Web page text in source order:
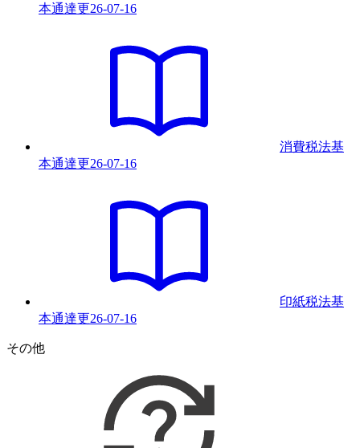
本通達更26-07-16
消費税法基
本通達更26-07-16
印紙税法基
本通達更26-07-16
その他